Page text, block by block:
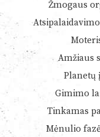
Žmogaus
Amžiaus
Planetų
Gimimo
Tinkamas
Mėnulio